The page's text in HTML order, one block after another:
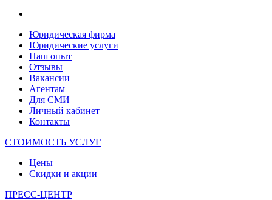
Юридическая фирма
Юридические услуги
Наш опыт
Отзывы
Вакансии
Агентам
Для СМИ
Личный кабинет
Контакты
СТОИМОСТЬ УСЛУГ
Цены
Скидки и акции
ПРЕСС-ЦЕНТР